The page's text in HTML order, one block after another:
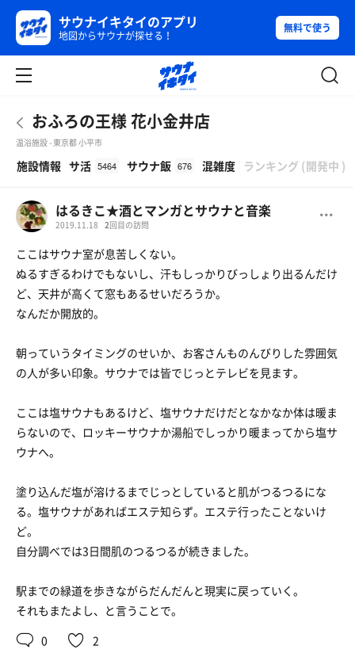
サウナイキタイのアプリ
地図からサウナが探せる！
無料で使う
おふろの王様 花小金井店
温浴施設 - 東京都 小平市
施設情報 サ活 5464 サウナ飯 676 混雑度 ランキング (開発中 )
はるきこ★酒とマンガとサウナと音楽
2019.11.18 2回目の訪問
ここはサウナ室が息苦しくない。
ぬるすぎるわけでもないし、汗もしっかりびっしょり出るんだけ
ど、天井が高くて窓もあるせいだろうか。
なんだか開放的。
朝っていうタイミングのせいか、お客さんものんびりした雰囲気
の人が多い印象。サウナでは皆でじっとテレビを見ます。
ここは塩サウナもあるけど、塩サウナだけだとなかなか体は暖ま
らないので、ロッキーサウナか湯船でしっかり暖まってから塩サ
ウナへ。
塗り込んだ塩が溶けるまでじっとしていると肌がつるつるにな
る。塩サウナがあればエステ知らず。エステ行ったことないけ
ど。
自分調べでは3日間肌のつるつるが続きました。
駅までの緑道を歩きながらだんだんと現実に戻っていく。
それもまたよし、と言うことで。
0
2